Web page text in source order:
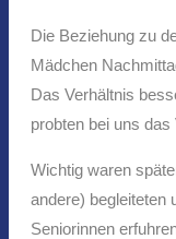
Die Beziehung zu
Mädchen
Das Verhältnis
probten bei uns
Wichtig waren
andere) begleiteten
Seniorinnen